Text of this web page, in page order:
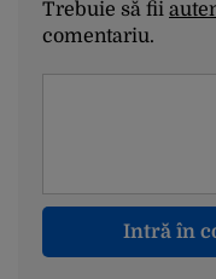
Trebuie să fii
comentariu.
Intră în